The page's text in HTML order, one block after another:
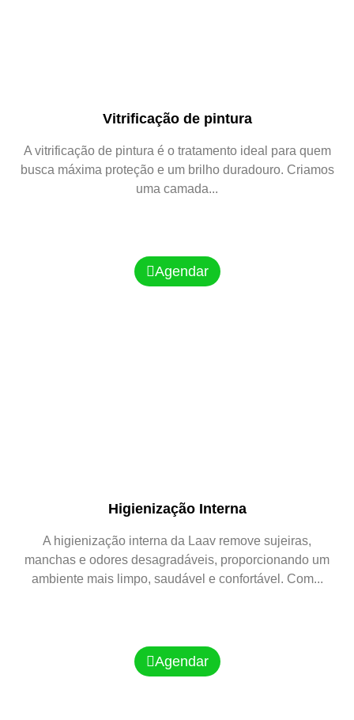
Vitrificação de pintura
A vitrificação de pintura é o tratamento ideal para quem
busca máxima proteção e um brilho duradouro. Criamos
uma camada...
Agendar
Higienização Interna
A higienização interna da Laav remove sujeiras,
manchas e odores desagradáveis, proporcionando um
ambiente mais limpo, saudável e confortável. Com...
Agendar